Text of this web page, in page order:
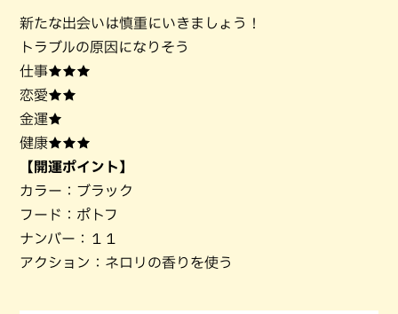
新たな出会いは慎重にいきましょう！
トラブルの原因になりそう
仕事★★★
恋愛★★
金運★
健康★★★
【開運ポイント】
カラー：ブラック
フード：ポトフ
ナンバー：１１
アクション：ネロリの香りを使う